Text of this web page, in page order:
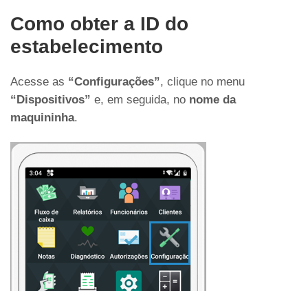
Como obter a ID do
estabelecimento
Acesse as “Configurações”, clique no menu
“Dispositivos” e, em seguida, no nome da
maquininha.